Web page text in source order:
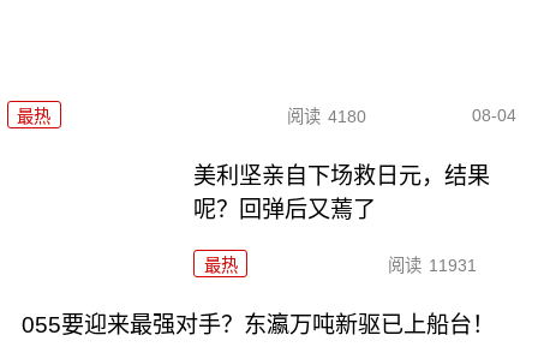
最热 阅读 4180 08-04
美利坚亲自下场救日元，结果
呢？回弹后又蔫了
最热 阅读 11931
055要迎来最强对手？东瀛万吨新驱已上船台！